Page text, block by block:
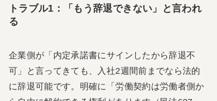
トラブル1：「もう辞退できない」と言われ
る
企業側が「内定承諾書にサインしたから辞退不
可」と言ってきても、入社2週間前までなら法的
に辞退可能です。明確に「労働契約は労働者側か